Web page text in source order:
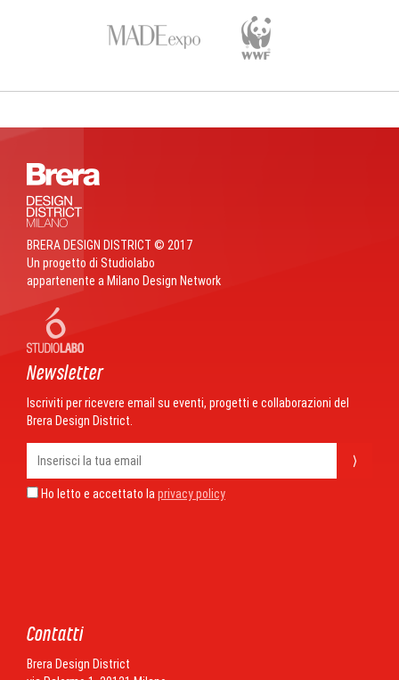
BRERA DESIGN DISTRICT © 2017
Un progetto di Studiolabo
appartenente a Milano Design Network
Newsletter
Iscriviti per ricevere email su eventi, progetti e collaborazioni del
Brera Design District.
⟩
Ho letto e accettato laprivacy policy
Contatti
Brera Design District